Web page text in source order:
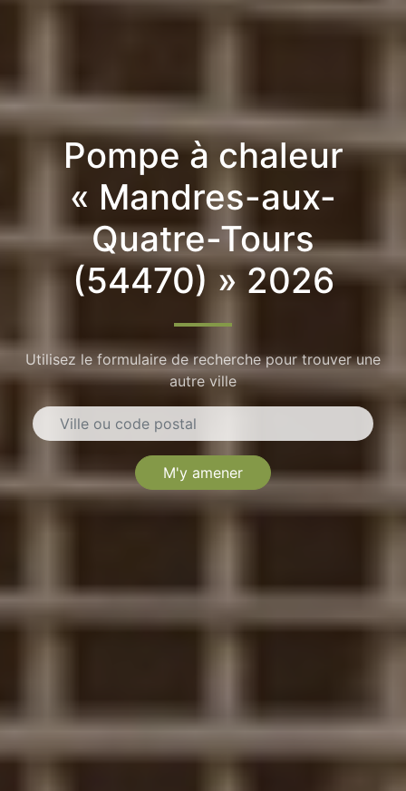
Pompe à chaleur
« Mandres-aux-
Quatre-Tours
(54470) » 2026
Utilisez le formulaire de recherche pour trouver une
autre ville
M'y amener